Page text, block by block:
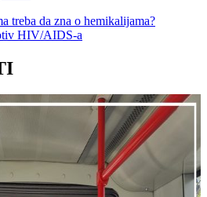
treba da zna o hemikalijama?
HIV/AIDS-a